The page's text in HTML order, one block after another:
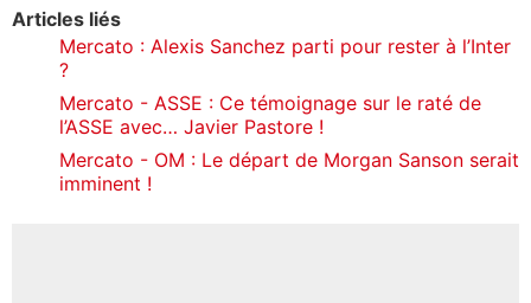
Articles liés
Mercato : Alexis Sanchez parti pour rester à l’Inter
?
Mercato - ASSE : Ce témoignage sur le raté de
l’ASSE avec… Javier Pastore !
Mercato - OM : Le départ de Morgan Sanson serait
imminent !